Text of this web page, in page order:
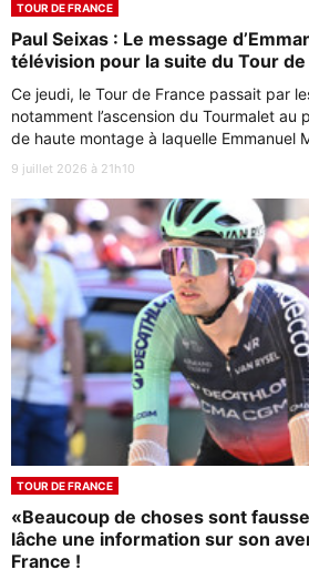
TOUR DE FRANCE
Paul Seixas : Le message
télévision pour la suite du Tour de
Ce jeudi, le Tour de France passait par
notamment l’ascension du Tourmalet au
de haute montage à laquelle Emmanuel
9 juillet 2026 à 21h10
TOUR DE FRANCE
«Beaucoup de choses sont
lâche une information sur son
France !